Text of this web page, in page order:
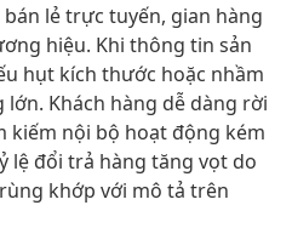
lẻ trực tuyến, gian hàng
hiệu. Khi thông tin sản
hụt kích thước hoặc nhầm
lớn. Khách hàng dễ dàng rời
kiếm nội bộ hoạt động kém
lệ đổi trả hàng tăng vọt do
khớp với mô tả trên